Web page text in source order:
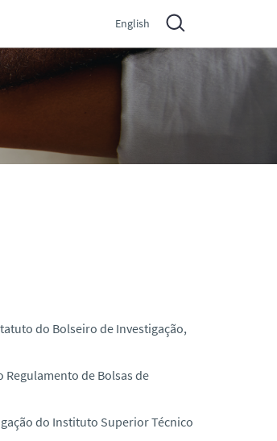
English
do Bolseiro de Investigação,
Regulamento de Bolsas de
do Instituto Superior Técnico